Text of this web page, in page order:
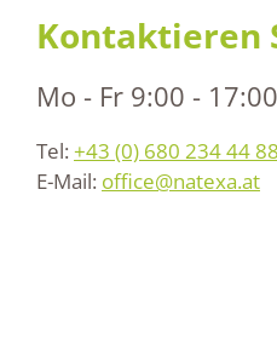
Kontaktieren
Mo - Fr 9:00 -
Tel: +43 (0) 680 234 44 88
E-Mail: office@natexa.at